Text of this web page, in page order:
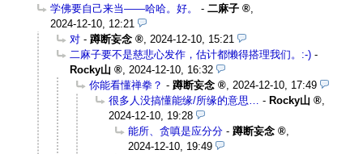
学佛要自己来当——哈哈。好。
- 二麻子
2024-12-10, 12:21
对 - 蹲断妄念
2024-12-10, 15:21
二麻子要不是慈悲心发作，估计都懒得搭理我们。:-) -
Rocky山
2024-12-10, 16:32
你能看懂禅拳？ - 蹲断妄念
2024-12-10, 17:49
很多人没搞懂能缘/所缘的意思…
- Rocky山
2024-12-10, 19:28
能所、贪嗔是应分分 - 蹲断妄念
2024-12-10, 19:49